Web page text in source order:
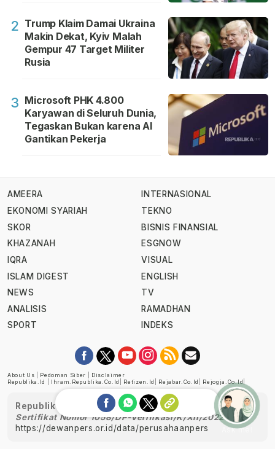
2 Trump Klaim Damai Ukraina
Makin Dekat, Kyiv Malah
Gempur 47 Target Militer
Rusia
3 Microsoft PHK 4.800
Karyawan di Seluruh Dunia,
Tegaskan Bukan karena AI
Gantikan Pekerja
AMEERA
EKONOMI SYARIAH
SKOR
KHAZANAH
IQRA
ISLAM DIGEST
NEWS
ANALISIS
SPORT
INTERNASIONAL
TEKNO
BISNIS FINANSIAL
ESGNOW
VISUAL
ENGLISH
TV
RAMADHAN
INDEKS
About Us Pedoman Siber
Disclaimer
Republika.id
Ihram.republika.co.id Retizen.id Rejabar.co.id Rejogja.co.id
Republika telah diverifikasi oleh Dewan Pers
Sertifikat Nomor 1058/DP-Verifikasi/K/XII/2022
https://dewanpers.or.id/data/perusahaanpers
Ask me!